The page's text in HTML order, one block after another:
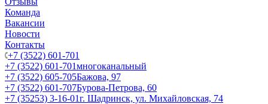
Команда
Вакансии
Новости
Контакты
+7 (3522) 601-701
+7 (3522) 601-701многоканальный
+7 (3522) 605-705Бажова, 97
+7 (3522) 601-707Бурова-Петрова, 60
+7 (35253) 3-16-01г. Шадринск, ул. Михайловская, 74